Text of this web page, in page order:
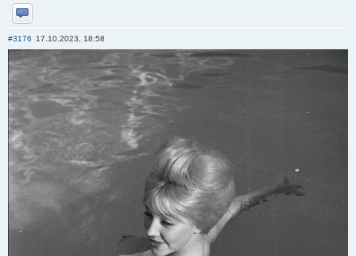
Отправить личное сообщение
#3176 17.10.2023, 18:58